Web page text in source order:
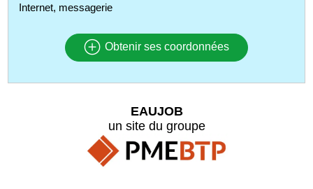
Internet, messagerie
Obtenir ses coordonnées
EAUJOB
un site du groupe